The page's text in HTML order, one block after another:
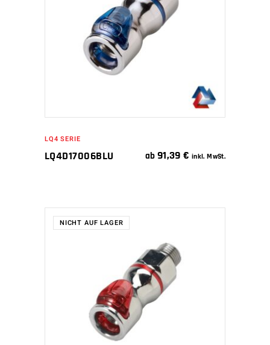
IN DEN WARENKORB
LQ4 SERIE
LQ4D17006BLU ab 91,39€ inkl. MwSt.
NICHT AUF LAGER
WEITERLESEN